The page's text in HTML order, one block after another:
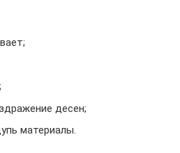
десен;
материалы.